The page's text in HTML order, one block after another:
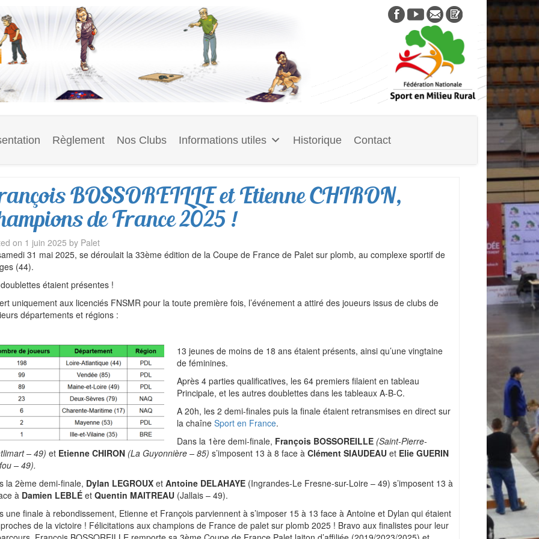
Règlement Nos Clubs Informations utiles Historique Contact
BOSSOREILLE et Etienne CHIRON,
de France 2025 !
on 1 juin 2025 by Palet
31 mai 2025, se déroulait la 33ème édition de la Coupe de France de Palet sur plomb, au complexe sportif de
(44).
étaient présentes !
uniquement aux licenciés FNSMR pour la toute première fois, l’événement a attiré des joueurs issus de clubs de
départements et régions :
13 jeunes de moins de 18 ans étaient présents, ainsi qu’une vingtaine
de féminines.
Après 4 parties qualificatives, les 64 premiers filaient en tableau
Principale, et les autres doublettes dans les tableaux A-B-C.
A 20h, les 2 demi-finales puis la finale étaient retransmises en direct sur
la chaîne Sport en France.
Dans la 1ère demi-finale, François BOSSOREILLE (Saint-Pierre-
– 49) etEtienne CHIRON (La Guyonnière – 85) s’imposent 13 à 8 face àClément SIAUDEAU etElie GUERIN
– 49).
la 2ème demi-finale, Dylan LEGROUXet Antoine DELAHAYE(Ingrandes-Le Fresne-sur-Loire – 49) s’imposent 13 à
à Damien LEBLÉet Quentin MAITREAU(Jallais – 49).
une finale à rebondissement, Etienne et François parviennent à s’imposer 15 à 13 face à Antoine et Dylan qui étaient
de la victoire ! Félicitations aux champions de France de palet sur plomb 2025 ! Bravo aux finalistes pour leur